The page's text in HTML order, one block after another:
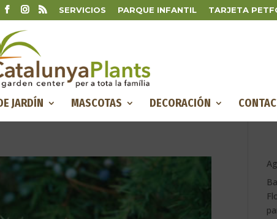
SERVICIOS PARQUE INFANTIL TARJETA
JARDÍN MASCOTAS DECORACIÓN